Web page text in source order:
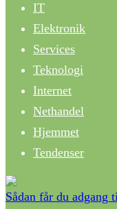
IT
Elektronik
Services
Teknologi
Internet
Nethandel
Hjemmet
Tendenser
Sådan får du adgang